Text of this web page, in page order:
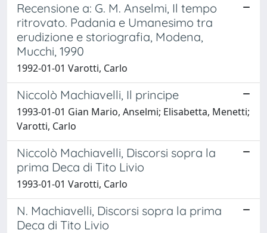
Recensione a: G. M. Anselmi, Il tempo
ritrovato. Padania e Umanesimo tra
erudizione e storiografia, Modena,
Mucchi, 1990
1992-01-01 Varotti, Carlo
Niccolò Machiavelli, Il principe
1993-01-01 Gian Mario, Anselmi; Elisabetta, Menetti;
Varotti, Carlo
Niccolò Machiavelli, Discorsi sopra la
prima Deca di Tito Livio
1993-01-01 Varotti, Carlo
N. Machiavelli, Discorsi sopra la prima
Deca di Tito Livio